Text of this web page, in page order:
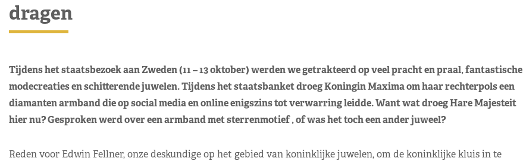
dragen
Tijdens het staatsbezoek aan Zweden (11 – 13 oktober) werden we getrakteerd op veel pracht en praal, fantastische
modecreaties en schitterende juwelen. Tijdens het staatsbanket droeg Koningin Maxima om haar rechterpols een
diamanten armband die op social media en online enigszins tot verwarring leidde. Want wat droeg Hare Majesteit
hier nu? Gesproken werd over een armband met sterrenmotief , of was het toch een ander juweel?
Reden voor Edwin Fellner, onze deskundige op het gebied van koninklijke juwelen, om de koninklijke kluis in te